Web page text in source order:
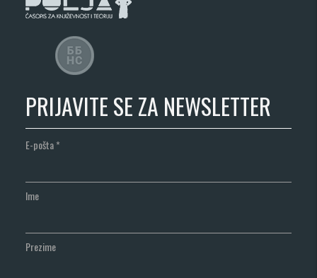
PRIJAVITE SE ZA NEWSLETTER
E-pošta*
Ime
Prezime